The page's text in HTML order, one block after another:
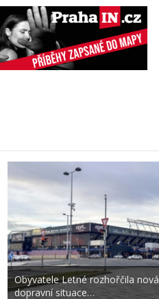
Obyvatele Letné rozhořčila nová
dopravní situace…